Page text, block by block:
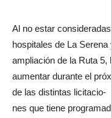
Al no estar
hospitales de La
ampliación de la Ruta
aumentar durante el
de las distintas licitacio-
nes que tiene